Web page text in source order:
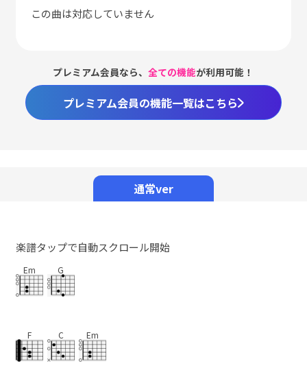
この曲は対応していません
プレミアム会員なら、全ての機能が利用可能！
プレミアム会員の機能一覧はこちら
通常ver
楽譜タップで自動スクロール開始
Em G
F C Em